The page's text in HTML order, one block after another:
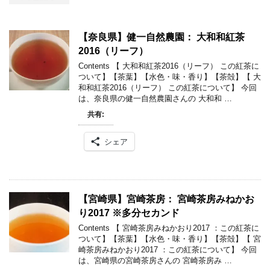
【奈良県】健一自然農園： 大和和紅茶
2016（リーフ）
Contents 【 大和和紅茶2016（リーフ） この紅茶に
ついて】【茶葉】【水色・味・香り】【茶殻】【 大
和和紅茶2016（リーフ） この紅茶について】 今回
は、奈良県の健一自然農園さんの 大和和 …
共有:
シェア
【宮崎県】宮崎茶房： 宮崎茶房みねかお
り2017 ※多分セカンド
Contents 【 宮崎茶房みねかおり2017 ：この紅茶に
ついて】【茶葉】【水色・味・香り】【茶殻】【 宮
崎茶房みねかおり2017 ：この紅茶について】 今回
は、宮崎県の宮崎茶房さんの 宮崎茶房み …